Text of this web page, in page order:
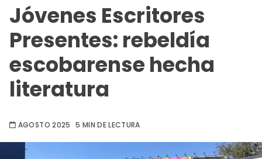
Jóvenes Escritores
Presentes: rebeldía
escobarense hecha
literatura
AGOSTO 2025 5 MIN DE LECTURA